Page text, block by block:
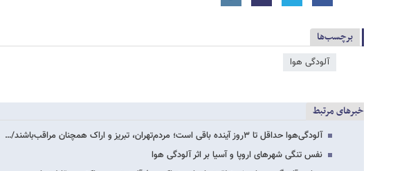
برچسب‌ها
آلودگی هوا
خبرهای مرتبط
آلودگی‌هوا حداقل تا ۳روز آینده باقی است؛ مردم‌تهران، تبریز و اراک همچنان مراقب‌باشند/…
نفس تنگی شهرهای اروپا و آسیا بر اثر آلودگی هوا